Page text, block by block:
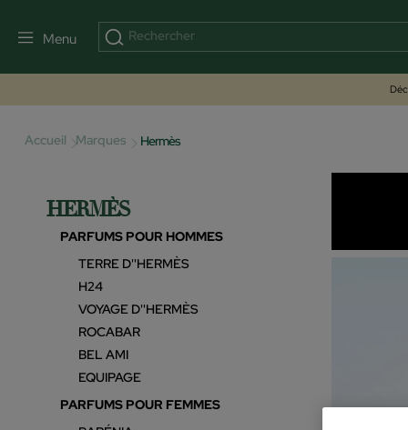
Menu
Accueil Marques Hermès
HERMÈS
PARFUMS POUR HOMMES
TERRE D''HERMÈS
H24
VOYAGE D''HERMÈS
ROCABAR
BEL AMI
EQUIPAGE
PARFUMS POUR FEMMES